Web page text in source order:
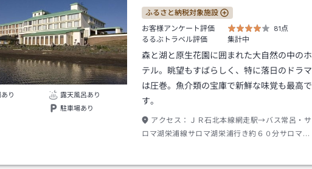
り
露天風呂あり
駐車場あり
ふるさと納税対象施設
お客様アンケート評価
81点
るるぶトラベル評価
集計中
森と湖と原生花園に囲まれた大自然の中のホ
テル。眺望もすばらしく、特に落日のドラマ
は圧巻。魚介類の宝庫で新鮮な味覚も最高で
す。
アクセス：
ＪＲ石北本線網走駅→バス常呂・サ
ロマ湖栄浦線サロマ湖栄浦行き約６０分サロマ湖